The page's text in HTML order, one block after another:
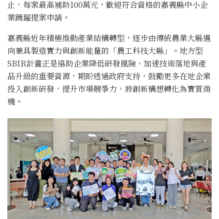
止，每案最高補助100萬元，歡迎符合資格的嘉義縣中小企
業踴躍提案申請。
嘉義縣近年積極推動產業結構轉型，逐步由傳統農業大縣邁
向兼具製造實力與創新能量的「農工科技大縣」。地方型
SBIR計畫正是協助企業降低研發風險、加速技術落地與產
品升級的重要資源，期盼透過政府支持，鼓勵更多在地企業
投入創新研發，提升市場競爭力，將創新構想轉化為實質商
機。